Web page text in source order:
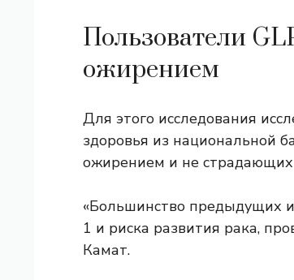
Пользователи
ожирением
Для этого исследования
здоровья из национальной
ожирением и не
«Большинство предыдущих
1 и риска развития рака,
Камат.